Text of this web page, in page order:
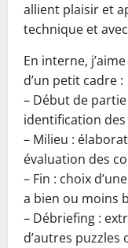
allient plaisir et
technique et
En interne,
d’un petit cadre :
– Début de
identification
– Milieu :
évaluation des
– Fin : choix
a bien ou moins
– Débriefing :
d’autres